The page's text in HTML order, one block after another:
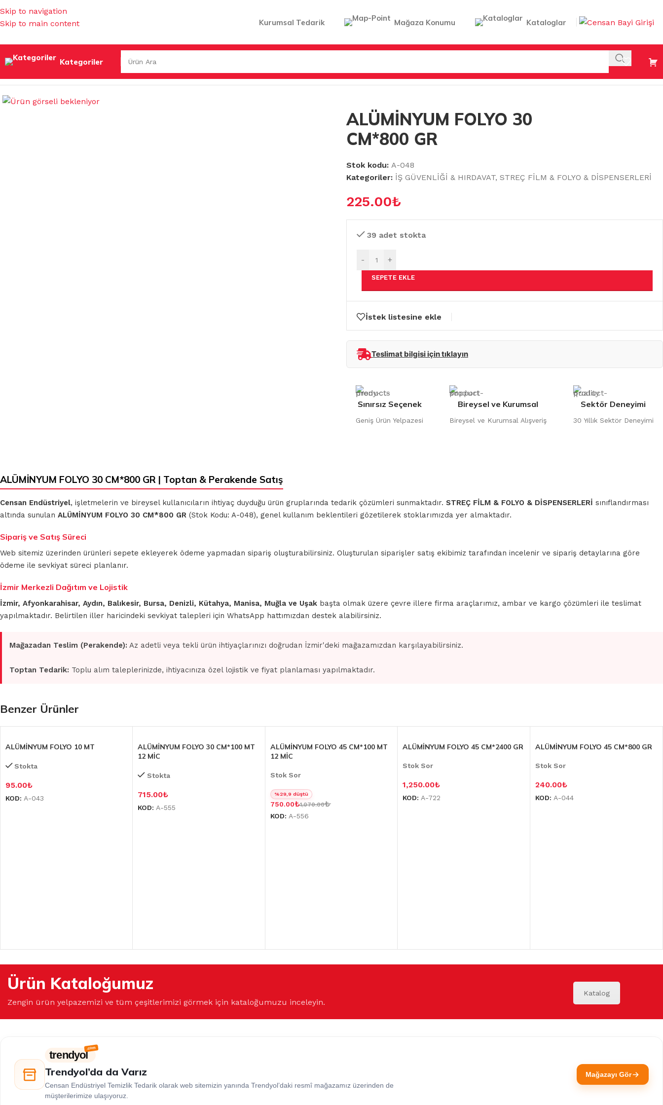
Skip to navigation
Skip to main content
Kurumsal Tedarik Mağaza Konumu Kataloglar
Kategoriler
İŞ GÜVENLİĞİ & HIRDAVAT/STREÇ FİLM & FOLYO & DİSPENSERLERİ/ALÜMİNYUM FOLYO 30 CM*800 GR
ALÜMİNYUM FOLYO 30
CM*800 GR
Stok kodu: A-048
Kategoriler: İŞ GÜVENLİĞİ & HIRDAVAT, STREÇ FİLM & FOLYO & DİSPENSERLERİ
225.00₺
39 adet stokta
- +
SEPETE EKLE
İstek listesine ekle
Teslimat bilgisi için tıklayın
Sınırsız Seçenek
Geniş Ürün Yelpazesi
Bireysel ve Kurumsal
Bireysel ve Kurumsal Alışveriş
Sektör Deneyimi
30 Yıllık Sektör Deneyimi
ALÜMİNYUM FOLYO 30 CM*800 GR | Toptan & Perakende Satış
Censan Endüstriyel, işletmelerin ve bireysel kullanıcıların ihtiyaç duyduğu ürün gruplarında tedarik çözümleri sunmaktadır. STREÇ FİLM & FOLYO & DİSPENSERLERİ sınıflandırması
altında sunulan ALÜMİNYUM FOLYO 30 CM*800 GR (Stok Kodu: A-048), genel kullanım beklentileri gözetilerek stoklarımızda yer almaktadır.
Sipariş ve Satış Süreci
Web sitemiz üzerinden ürünleri sepete ekleyerek ödeme yapmadan sipariş oluşturabilirsiniz. Oluşturulan siparişler satış ekibimiz tarafından incelenir ve sipariş detaylarına göre
ödeme ile sevkiyat süreci planlanır.
İzmir Merkezli Dağıtım ve Lojistik
İzmir, Afyonkarahisar, Aydın, Balıkesir, Bursa, Denizli, Kütahya, Manisa, Muğla ve Uşak başta olmak üzere çevre illere firma araçlarımız, ambar ve kargo çözümleri ile teslimat
yapılmaktadır. Belirtilen iller haricindeki sevkiyat talepleri için WhatsApp hattımızdan destek alabilirsiniz.
Mağazadan Teslim (Perakende): Az adetli veya tekli ürün ihtiyaçlarınızı doğrudan İzmir'deki mağazamızdan karşılayabilirsiniz.
Toptan Tedarik: Toplu alım taleplerinizde, ihtiyacınıza özel lojistik ve fiyat planlaması yapılmaktadır.
Benzer Ürünler
ALÜMİNYUM FOLYO 10 MT
Stokta
95.00₺
KOD: A-043
ALÜMİNYUM FOLYO 30 CM*100 MT
12 MİC
Stokta
715.00₺
KOD: A-555
ALÜMİNYUM FOLYO 45 CM*100 MT
12 MİC
Stok Sor
%29,9 düştü
750.00₺1,070.00₺
KOD: A-556
ALÜMİNYUM FOLYO 45 CM*2400 GR
Stok Sor
1,250.00₺
KOD: A-722
ALÜMİNYUM FOLYO 45 CM*800 GR
Stok Sor
240.00₺
KOD: A-044
Ürün Kataloğumuz
Zengin ürün yelpazemizi ve tüm çeşitlerimizi görmek için kataloğumuzu inceleyin.
Katalog
trendyol
Trendyol’da da Varız
Censan Endüstriyel Temizlik Tedarik olarak web sitemizin yanında Trendyol’daki resmî mağazamız üzerinden de
müşterilerimize ulaşıyoruz.
Mağazayı Gör